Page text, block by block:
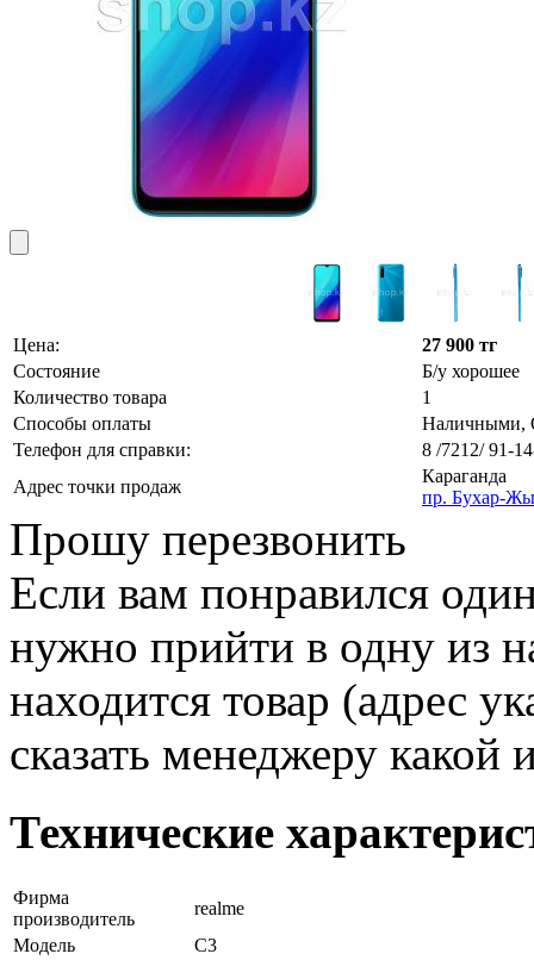
Цена:
27 900 тг
Состояние
Б/у хорошее
Количество товара
1
Способы оплаты
Наличными,
Телефон для справки:
8 /7212/ 91-
Адрес точки продаж
Караганда
пр. Бухар-
Прошу перезвонить
Если вам понравился
нужно прийти в одну из
находится товар (адрес
сказать менеджеру
Технические
Фирма
производитель
realme
Модель
С3